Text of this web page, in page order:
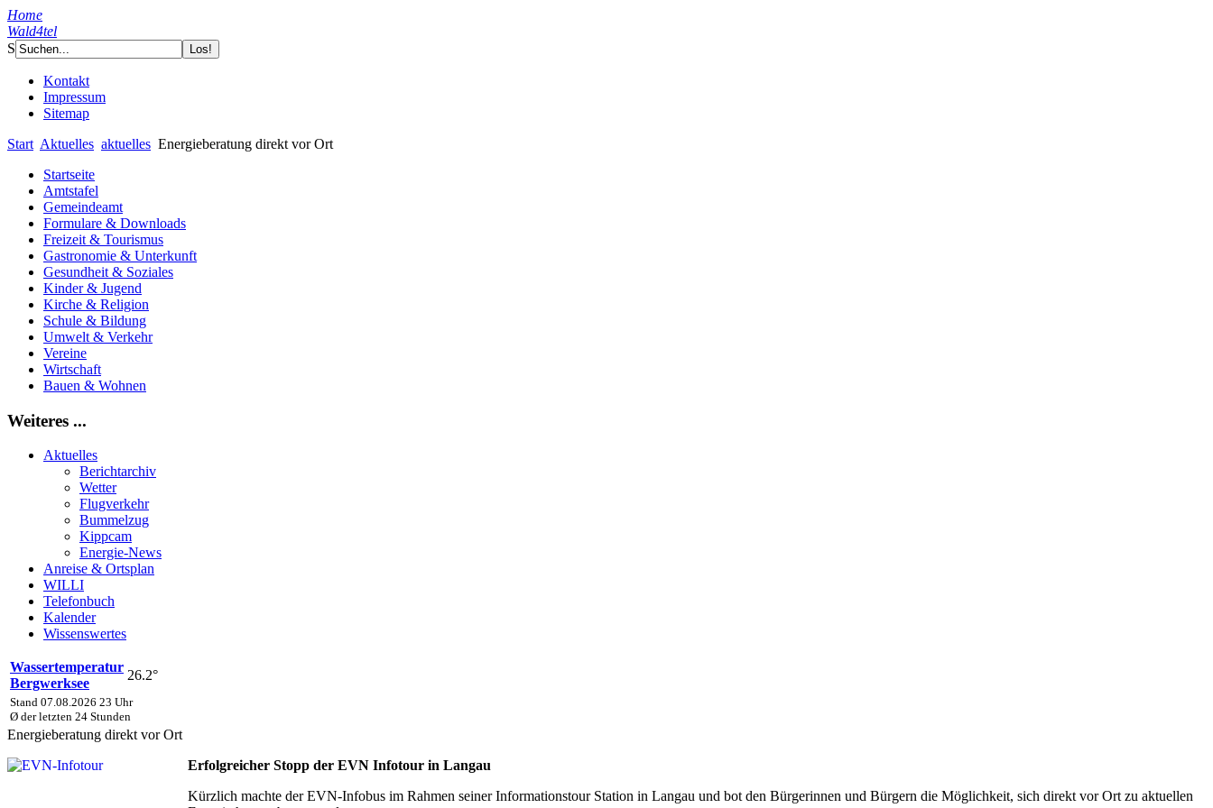
Home
Wald4tel
S
Kontakt
Impressum
Sitemap
Start Aktuelles aktuelles Energieberatung direkt vor Ort
Startseite
Amtstafel
Gemeindeamt
Formulare & Downloads
Freizeit & Tourismus
Gastronomie & Unterkunft
Gesundheit & Soziales
Kinder & Jugend
Kirche & Religion
Schule & Bildung
Umwelt & Verkehr
Vereine
Wirtschaft
Bauen & Wohnen
Weiteres ...
Aktuelles
Berichtarchiv
Wetter
Flugverkehr
Bummelzug
Kippcam
Energie-News
Anreise & Ortsplan
WILLI
Telefonbuch
Kalender
Wissenswertes
Wassertemperatur
Bergwerksee
26.2°
Stand 07.08.2026 23 Uhr
Ø der letzten 24 Stunden
Energieberatung direkt vor Ort
Erfolgreicher Stopp der EVN Infotour in Langau
Kürzlich machte der EVN-Infobus im Rahmen seiner Informationstour Station in Langau und bot den Bürgerinnen und Bürgern die Möglichkeit, sich direkt vor Ort zu aktuellen